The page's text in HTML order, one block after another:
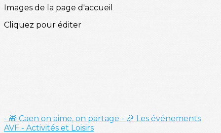
Images de la page d'accueil
Cliquez pour éditer
- 🎁 Caen on aime, on partage - 🎉 Les événements
AVF - Activités et Loisirs